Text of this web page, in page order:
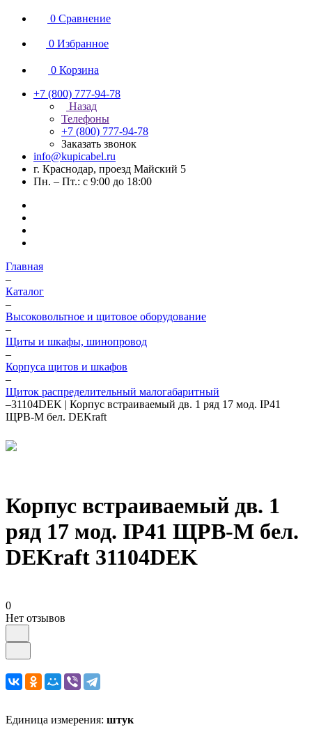
0 Сравнение
0 Избранное
0 Корзина
+7 (800) 777-94-78
Назад
Телефоны
+7 (800) 777-94-78
Заказать звонок
info@kupicabel.ru
г. Краснодар, проезд Майский 5
Пн. – Пт.: с 9:00 до 18:00
Главная
–
Каталог
–
Высоковольтное и щитовое оборудование
–
Щиты и шкафы, шинопровод
–
Корпуса щитов и шкафов
–
Щиток распределительный малогабаритный
–31104DEK | Корпус встраиваемый дв. 1 ряд 17 мод. IP41
ЩРВ-М бел. DEKraft
Корпус встраиваемый дв. 1
ряд 17 мод. IP41 ЩРВ-М бел.
DEKraft 31104DEK
0
Нет отзывов
Единица измерения: штук